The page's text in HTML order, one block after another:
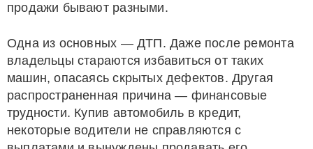
продажи бывают разными.
Одна из основных — ДТП. Даже после ремонта
владельцы стараются избавиться от таких
машин, опасаясь скрытых дефектов. Другая
распространенная причина — финансовые
трудности. Купив автомобиль в кредит,
некоторые водители не справляются с